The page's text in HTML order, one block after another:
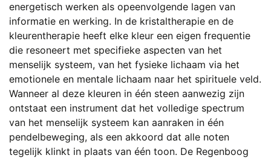
energetisch werken als opeenvolgende lagen van
informatie en werking. In de kristaltherapie en de
kleurentherapie heeft elke kleur een eigen frequentie
die resoneert met specifieke aspecten van het
menselijk systeem, van het fysieke lichaam via het
emotionele en mentale lichaam naar het spirituele veld.
Wanneer al deze kleuren in één steen aanwezig zijn
ontstaat een instrument dat het volledige spectrum
van het menselijk systeem kan aanraken in één
pendelbeweging, als een akkoord dat alle noten
tegelijk klinkt in plaats van één toon. De Regenboog